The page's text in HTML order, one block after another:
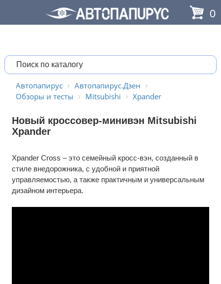
0
Автопапирус
Автопапирус.Дзен
Обзоры и тесты
Mitsubishi Xpander
Новый кроссовер-минивэн Mitsubishi
Xpander
Xpander Cross – это семейный кросс-вэн, созданный в
стиле внедорожника, с удобной и приятной
управляемостью, а также практичным и универсальным
дизайном интерьера.